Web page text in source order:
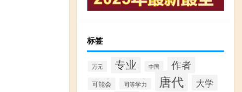
标签
万元 专业 中国 作者
可能会 同等学力 唐代 大学